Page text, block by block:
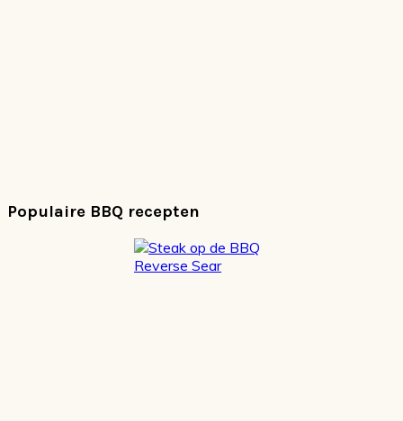
Populaire BBQ recepten